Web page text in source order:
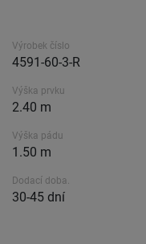
Výrobek číslo
4591-60-3-R
Výška prvku
2.40 m
Výška pádu
1.50 m
Dodací doba.
30-45 dní